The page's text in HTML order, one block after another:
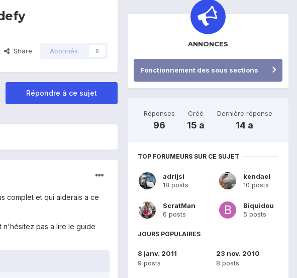
Share Abonnés 0
Répondre à ce sujet
complet et qui aiderais a ce
n'hésitez pas a lire le guide
ANNONCES
Fonctionnement des sous sections
Réponses
96
Créé
15 a
Dernière réponse
14 a
TOP FORUMEURS SUR CE SUJET
adrijsi
18 posts
kendael
10 posts
ScratMan
6 posts
Biquidou
5 posts
JOURS POPULAIRES
8 janv. 2011
9 posts
23 nov. 2010
8 posts